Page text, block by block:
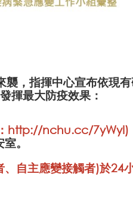
，指揮中心宣布依現
揮最大防疫效果：
http://nchu.cc/7yWyI)
。
自主應變接觸者)於24